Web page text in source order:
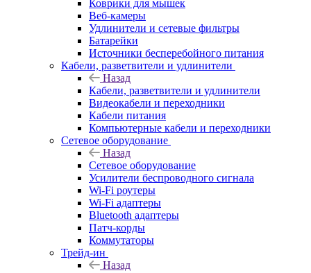
Коврики для мышек
Веб-камеры
Удлинители и сетевые фильтры
Батарейки
Источники бесперебойного питания
Кабели, разветвители и удлинители
Назад
Кабели, разветвители и удлинители
Видеокабели и переходники
Кабели питания
Компьютерные кабели и переходники
Сетевое оборудование
Назад
Сетевое оборудование
Усилители беспроводного сигнала
Wi-Fi роутеры
Wi-Fi адаптеры
Bluetooth адаптеры
Патч-корды
Коммутаторы
Трейд-ин
Назад